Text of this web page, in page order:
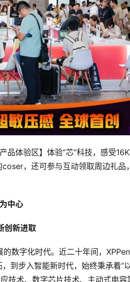
体验区】体验“芯”科技，感受
，还可参与互动领取周边礼品
中心
创新进取
数字化时代。近二十年间，
到步入智能新时代，始终秉承着“
技术、数字芯片技术、主动式电